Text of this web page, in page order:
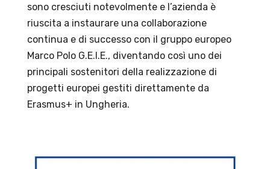
sono cresciuti notevolmente e l’azienda è
riuscita a instaurare una collaborazione
continua e di successo con il gruppo europeo
Marco Polo G.E.I.E., diventando così uno dei
principali sostenitori della realizzazione di
progetti europei gestiti direttamente da
Erasmus+ in Ungheria.